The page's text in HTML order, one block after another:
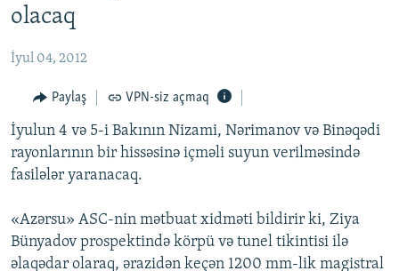
Əsas
naviqasiyaya
qayıt
KORRUPSIOMETR
#ƏSLINDƏ
FƏRQƏ BAX
QANUNI DOĞRU
ARAŞDIRMA
VIDEO
FOTOQALEREYA
RADIO ARXIV
OXU ZALI
HAQQIMIZDA
olacaq
İyul 04, 2012
Paylaş VPN-siz açmaq
İyulun 4 və 5-i Bakının Nizami, Nərimanov və Binəqədi
rayonlarının bir hissəsinə içməli suyun verilməsində
fasilələr yaranacaq.
«Azərsu» ASC-nin mətbuat xidməti bildirir ki, Ziya
Bünyadov prospektində körpü və tunel tikintisi ilə
əlaqədar olaraq, ərazidən keçən 1200 mm-lik magistral